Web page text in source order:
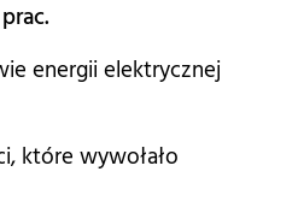
energii elektrycznej
które wywołało